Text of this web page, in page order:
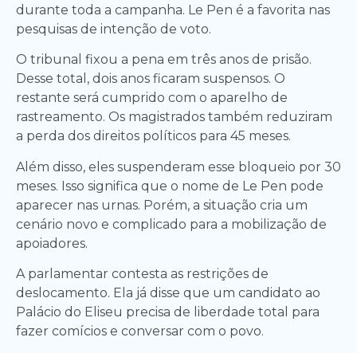
durante toda a campanha. Le Pen é a favorita nas
pesquisas de intenção de voto.
O tribunal fixou a pena em três anos de prisão.
Desse total, dois anos ficaram suspensos. O
restante será cumprido com o aparelho de
rastreamento. Os magistrados também reduziram
a perda dos direitos políticos para 45 meses.
Além disso, eles suspenderam esse bloqueio por 30
meses. Isso significa que o nome de Le Pen pode
aparecer nas urnas. Porém, a situação cria um
cenário novo e complicado para a mobilização de
apoiadores.
A parlamentar contesta as restrições de
deslocamento. Ela já disse que um candidato ao
Palácio do Eliseu precisa de liberdade total para
fazer comícios e conversar com o povo.